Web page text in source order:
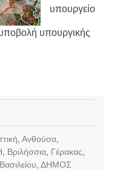
υπουργείο
υπουργικής
Ανθούσα,
Βριλήσσια, Γέρακας
ΔΗΜΟΣ